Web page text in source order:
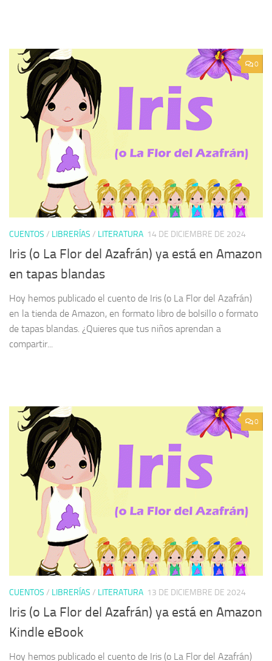
0
CUENTOS / LIBRERÍAS / LITERATURA 14 DE DICIEMBRE DE 2024
Iris (o La Flor del Azafrán) ya está en Amazon
en tapas blandas
Hoy hemos publicado el cuento de Iris (o La Flor del Azafrán)
en la tienda de Amazon, en formato libro de bolsillo o formato
de tapas blandas. ¿Quieres que tus niños aprendan a
compartir...
0
CUENTOS / LIBRERÍAS / LITERATURA 13 DE DICIEMBRE DE 2024
Iris (o La Flor del Azafrán) ya está en Amazon
Kindle eBook
Hoy hemos publicado el cuento de Iris (o La Flor del Azafrán)